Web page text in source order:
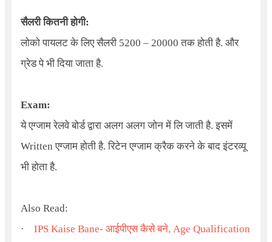
सैलरी कितनी होगी:
लोको पायलट के लिए सैलरी 5200 – 20000 तक होती है. और
ग्रेड पे भी दिया जाता है.
Exam:
ये एग्जाम रेलवे बोर्ड द्वारा अलग अलग जोन में लि जाती है. इसमें
Written एग्जाम होती है. रिटेन एग्जाम क्रैक करने के बाद इंटरव्यू
भी होता है.
Also Read:
·
IPS Kaise Bane- आईपीएस कैसे बने, Age Qualification